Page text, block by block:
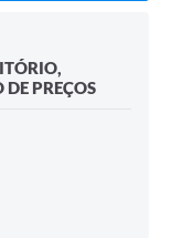
DE PREÇOS